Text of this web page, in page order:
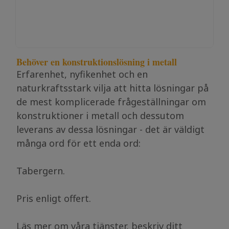
Behöver en konstruktionslösning i metall
Erfarenhet, nyfikenhet och en
naturkraftsstark vilja att hitta lösningar på
de mest komplicerade frågeställningar om
konstruktioner i metall och dessutom
leverans av dessa lösningar - det är väldigt
många ord för ett enda ord:
Tabergern.
Pris enligt offert.
Läs mer om våra tjänster, beskriv ditt